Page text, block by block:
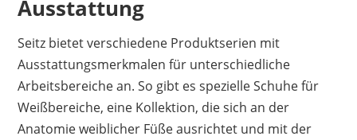
Ausstattung
Seitz bietet verschiedene Produktserien mit
Ausstattungsmerkmalen für unterschiedliche
Arbeitsbereiche an. So gibt es spezielle Schuhe für
Weißbereiche, eine Kollektion, die sich an der
Anatomie weiblicher Füße ausrichtet und mit der